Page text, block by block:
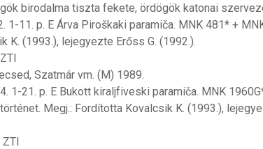
birodalma tiszta fekete, ördögök katonai
11. p. E Árva Piroškaki paramiča. MNK 481* +
K. (1993.), lejegyezte Erőss G. (1992.).
Szatmár vm. (M) 1989.
1-21. p. E Bukott kiraljfiveski paramiča. MNK
Megj.: Fordította Kovalcsik K. (1993.),